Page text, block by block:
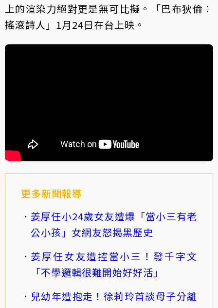
上的渲染力絕對更是無可比擬。「巴布狄倫：
搖滾詩人」1月24日在台上映。
更多新聞報導
姜厚任小24歲女友遭爆「當小三有老
公小孩」女網友怒揭黑歷史
姜厚任女友遭控當小三！發千字文
「不學邏輯很難開始好好活」
兒幼年遭抱走！徐莉玲首談母子分離